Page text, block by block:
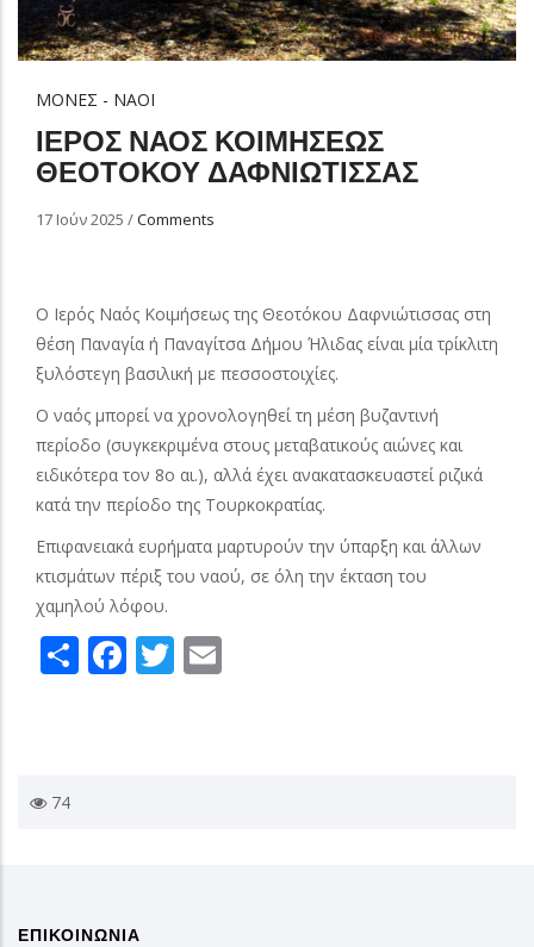
ΜΟΝΕΣ - ΝΑΟΙ
ΙΕΡΟΣ ΝΑΟΣ ΚΟΙΜΗΣΕΩΣ
ΘΕΟΤΟΚΟΥ ΔΑΦΝΙΩΤΙΣΣΑΣ
17 Ιούν 2025 /Comments
Ο Ιερός Ναός Κοιμήσεως της Θεοτόκου Δαφνιώτισσας στη
θέση Παναγία ή Παναγίτσα Δήμου Ήλιδας είναι μία τρίκλιτη
ξυλόστεγη βασιλική με πεσσοστοιχίες.
Ο ναός μπορεί να χρονολογηθεί τη μέση βυζαντινή
περίοδο (συγκεκριμένα στους μεταβατικούς αιώνες και
ειδικότερα τον 8ο αι.), αλλά έχει ανακατασκευαστεί ριζικά
κατά την περίοδο της Τουρκοκρατίας.
Επιφανειακά ευρήματα μαρτυρούν την ύπαρξη και άλλων
κτισμάτων πέριξ του ναού, σε όλη την έκταση του
χαμηλού λόφου.
ShareFacebook
Twitter
74
ΕΠΙΚΟΙΝΩΝΙΑ